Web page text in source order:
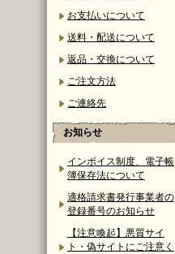
お支払いについて
送料・配送について
返品・交換について
ご注文方法
ご連絡先
お知らせ
インボイス制度、電子帳
簿保存法について
適格請求書発行事業者の
登録番号のお知らせ
【注意喚起】悪質サイ
ト・偽サイトにご注意く